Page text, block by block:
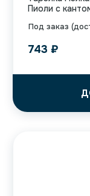
Под заказ
Пиоли с
743 ₽